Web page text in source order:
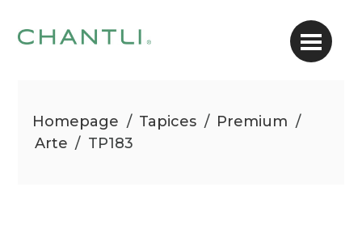
Homepage / Tapices / Premium /
Arte / TP183